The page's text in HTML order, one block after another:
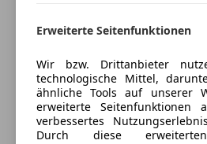
DAB-Radio
MP3
Musikstreaming integriert
Radio
Soundsystem
P49 Spiegel-Paket
ASSISTENZSYSTEME
351 Mercedes-Benz
233 Aktiver Abstands-
235 Aktiver Park-Assistent
Versicherungsschutz an
Freischaden-Gutschein ab
Auto einfach online
Erweiterte Seitenfunktionen
Wir bzw. Drittanbieter
technologische Mittel,
ähnliche Tools auf unserer
erweiterte Seitenfunktionen
verbessertes
Durch diese